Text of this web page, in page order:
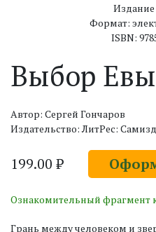
Издание
Формат:
ISBN:
Выбор Евы
Автор: Сергей Гончаров
Издательство: ЛитРес:
199.00 ₽
Ознакомительный фрагмент
Грань между человеком и